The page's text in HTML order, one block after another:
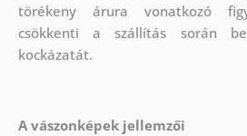
törékeny árura vonatkozó
csökkenti a szállítás során
kockázatát.
A vászonképek jellemzői